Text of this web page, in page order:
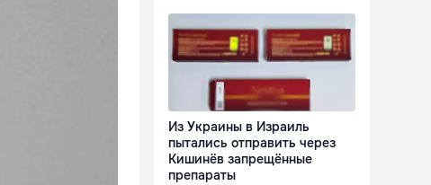
Из Украины в Израиль
пытались отправить через
Кишинёв запрещённые
препараты